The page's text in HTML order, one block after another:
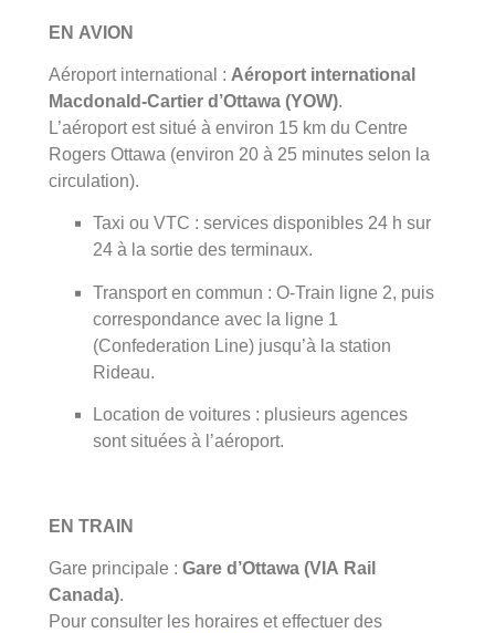
EN AVION
Aéroport international : Aéroport international
Macdonald-Cartier d’Ottawa (YOW).
L’aéroport est situé à environ 15 km du Centre
Rogers Ottawa (environ 20 à 25 minutes selon la
circulation).
Taxi ou VTC : services disponibles 24 h sur
24 à la sortie des terminaux.
Transport en commun : O-Train ligne 2, puis
correspondance avec la ligne 1
(Confederation Line) jusqu’à la station
Rideau.
Location de voitures : plusieurs agences
sont situées à l’aéroport.
EN TRAIN
Gare principale : Gare d’Ottawa (VIA Rail
Canada).
Pour consulter les horaires et effectuer des